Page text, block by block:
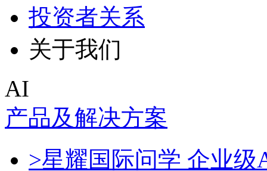
投资者关系
关于我们
AI
产品及解决方案
>星耀国际问学 企业级